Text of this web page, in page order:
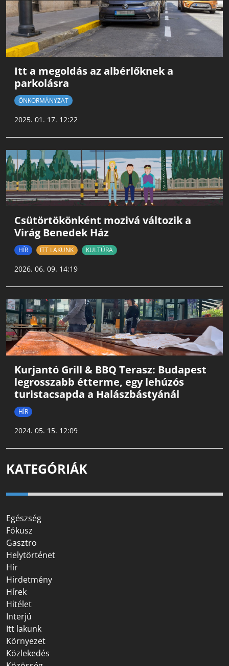
Itt a megoldás az albérlőknek a
parkolásra
ÖNKORMÁNYZAT
2025. 01. 17. 12:22
Csütörtökönként mozivá változik a
Virág Benedek Ház
HÍR ITT LAKUNK KULTÚRA
2026. 06. 09. 14:19
Kurjantó Grill & BBQ Terasz: Budapest
legrosszabb étterme, egy lehúzós
turistacsapda a Halászbástyánál
HÍR
2024. 05. 15. 12:09
KATEGÓRIÁK
Egészség
Fókusz
Gasztro
Helytörténet
Hír
Hirdetmény
Hírek
Hitélet
Interjú
Itt lakunk
Környezet
Közlekedés